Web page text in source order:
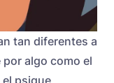
tan diferentes a
algo como el